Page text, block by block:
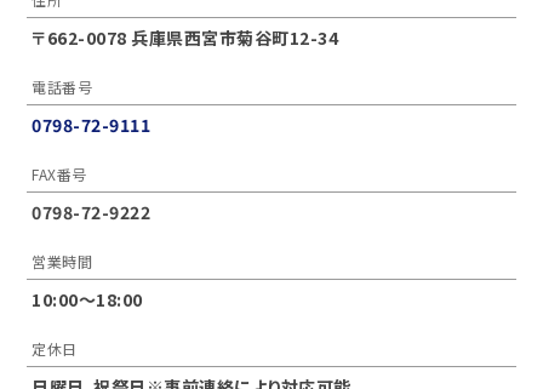
〒662-0078 兵庫県西宮市菊谷町12-34
電話番号
0798-72-9111
FAX番号
0798-72-9222
営業時間
10:00〜18:00
定休日